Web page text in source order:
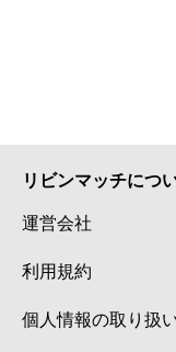
リビンマッチにつ
運営会社
利用規約
個人情報の取り扱